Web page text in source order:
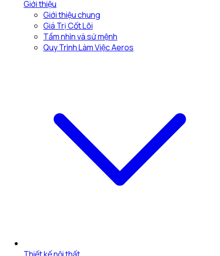
Giới thiệu
Giới thiệu chung
Giá Trị Cốt Lõi
Tầm nhìn và sứ mệnh
Quy Trình Làm Việc Aeros